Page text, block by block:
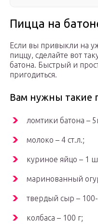
Пицца на
Если вы привыкли на
пиццу, сделайте вот
батона. Быстрый и
пригодиться.
Вам нужны такие
ломтики батона –
молоко – 4 ст.л.;
куриное яйцо – 1
маринованный
твердый сыр – 100-
колбаса – 100 г;